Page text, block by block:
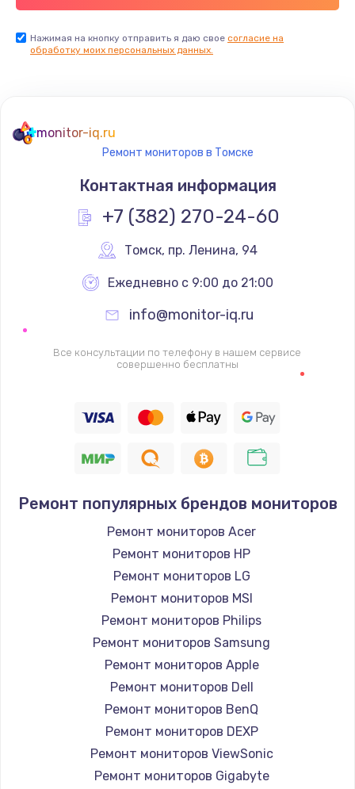
Замена видеочипа
Ремонт разъема питания
745 руб.
Заказать
Замена видеокарты
1600 руб.
Заказать
Ремонт цепей питания
2500 руб.
Заказать
Замена жесткого диска
Заказать
Установка драйверов
725 руб.
Заказать
Замена вебкамеры
1260 руб.
Заказать
Ремонт петель крышки
990 руб.
Заказать
Настройка Wi-Fi
Нажимая на кнопку отправить я даю свое согласие на
обработку моих персональных данных.
monitor-iq.ru
Ремонт мониторов в Томске
Контактная информация
+7 (382) 270-24-60
Томск, пр. Ленина, 94
Ежедневно с 9:00 до 21:00
info@monitor-iq.ru
Все консультации по телефону в нашем сервисе
совершенно бесплатны
Ремонт популярных брендов мониторов
Ремонт мониторов Acer
Ремонт мониторов HP
Ремонт мониторов LG
Ремонт мониторов MSI
Ремонт мониторов Philips
Ремонт мониторов Samsung
Ремонт мониторов Apple
Ремонт мониторов Dell
Ремонт мониторов BenQ
Ремонт мониторов DEXP
Ремонт мониторов ViewSonic
Ремонт мониторов Gigabyte